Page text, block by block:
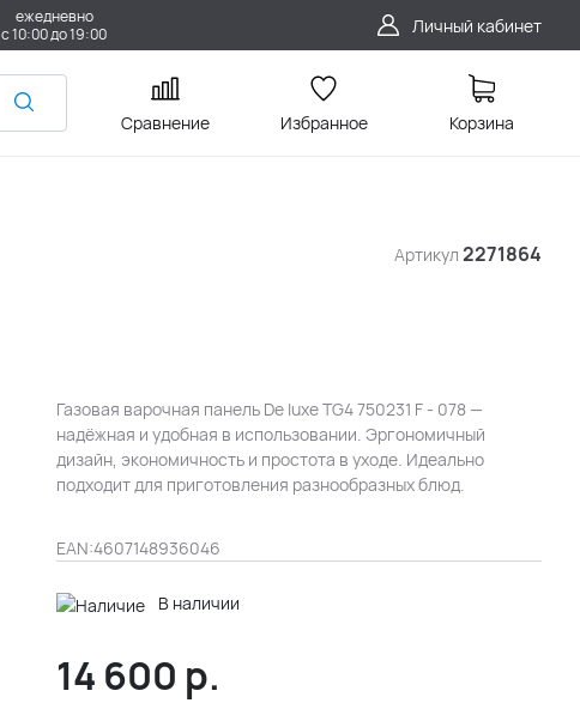
ежедневно
с 10:00 до 19:00
Личный кабинет
Сравнение Избранное Корзина
Артикул 2271864
Газовая варочная панель De luxe TG4 750231 F - 078 —
надёжная и удобная в использовании. Эргономичный
дизайн, экономичность и простота в уходе. Идеально
подходит для приготовления разнообразных блюд.
EAN:4607148936046
В наличии
14 600 р.